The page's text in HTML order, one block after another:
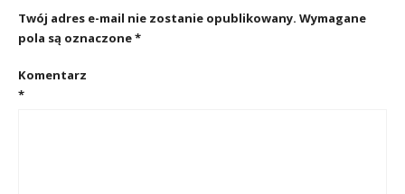
Twój adres e-mail nie zostanie opublikowany. Wymagane
pola są oznaczone*
Komentarz
*